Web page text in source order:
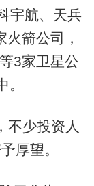
宇航、天兵
箭公司，
3家卫星公
少投资人
厚望。